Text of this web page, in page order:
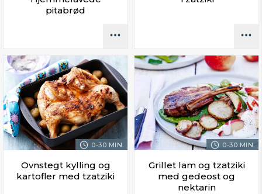
pitabrød
0-30 MIN.
Ovnstegt kylling og
kartofler med tzatziki
0-30 MIN.
Grillet lam og tzatziki
med gedeost og
nektarin